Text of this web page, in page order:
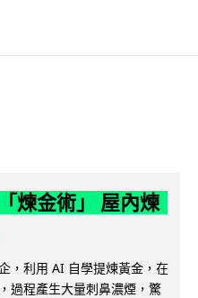
煉金術」 屋內煉
，利用 AI 自學提煉黃金，在
過程產生大量刺鼻濃煙，驚